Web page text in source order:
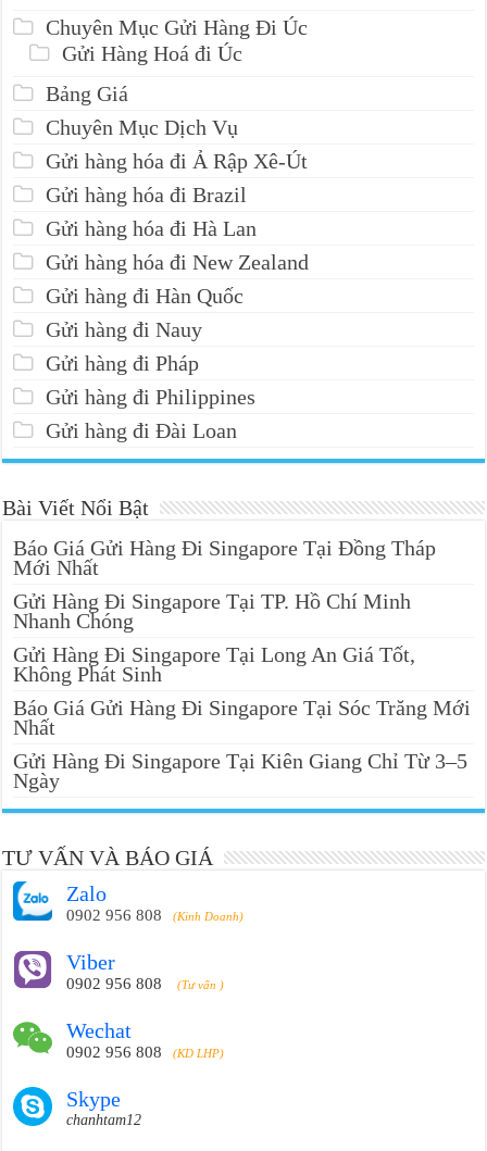
Chuyên Mục Gửi Hàng Đi Úc
Gửi Hàng Hoá đi Úc
Bảng Giá
Chuyên Mục Dịch Vụ
Gửi hàng hóa đi Ả Rập Xê-Út
Gửi hàng hóa đi Brazil
Gửi hàng hóa đi Hà Lan
Gửi hàng hóa đi New Zealand
Gửi hàng đi Hàn Quốc
Gửi hàng đi Nauy
Gửi hàng đi Pháp
Gửi hàng đi Philippines
Gửi hàng đi Đài Loan
Bài Viết Nổi Bật
Báo Giá Gửi Hàng Đi Singapore Tại Đồng Tháp
Mới Nhất
Gửi Hàng Đi Singapore Tại TP. Hồ Chí Minh
Nhanh Chóng
Gửi Hàng Đi Singapore Tại Long An Giá Tốt,
Không Phát Sinh
Báo Giá Gửi Hàng Đi Singapore Tại Sóc Trăng Mới
Nhất
Gửi Hàng Đi Singapore Tại Kiên Giang Chỉ Từ 3–5
Ngày
TƯ VẤN VÀ BÁO GIÁ
Zalo
0902 956 808 (Kinh Doanh)
Viber
0902 956 808 (Tư vấn )
Wechat
0902 956 808 (KD LHP)
Skype
chanhtam12